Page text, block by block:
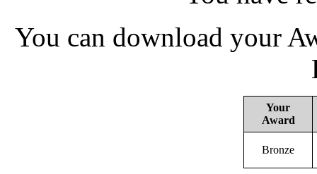
You can download your
Your
Award
Bronze